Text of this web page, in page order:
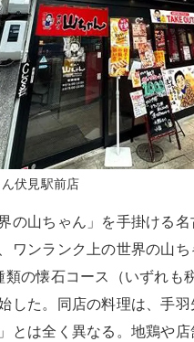
伏見駅前店
の山ちゃん」を手掛ける
ワンランク上の世界の山
類の懐石コース（いずれも
した。同店の料理は、手
とは全く異なる。地鶏や店